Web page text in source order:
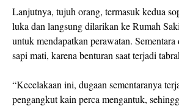
Lanjutnya, tujuh orang, termasuk kedua
luka dan langsung dilarikan ke Rumah
untuk mendapatkan perawatan.
sapi mati, karena benturan saat terjadi
“Kecelakaan ini, dugaan sementaranya
pengangkut kain perca mengantuk,